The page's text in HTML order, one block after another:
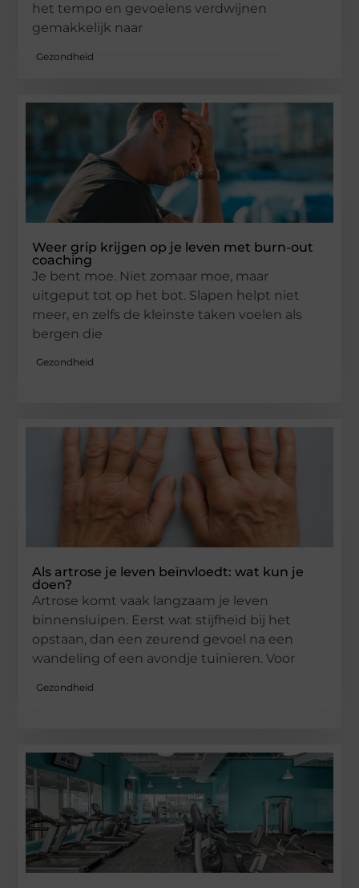
het tempo en gevoelens verdwijnen
gemakkelijk naar
Gezondheid
Weer grip krijgen op je leven met burn-out
coaching
Je bent moe. Niet zomaar moe, maar
uitgeput tot op het bot. Slapen helpt niet
meer, en zelfs de kleinste taken voelen als
bergen die
Gezondheid
Als artrose je leven beïnvloedt: wat kun je
doen?
Artrose komt vaak langzaam je leven
binnensluipen. Eerst wat stijfheid bij het
opstaan, dan een zeurend gevoel na een
wandeling of een avondje tuinieren. Voor
Gezondheid